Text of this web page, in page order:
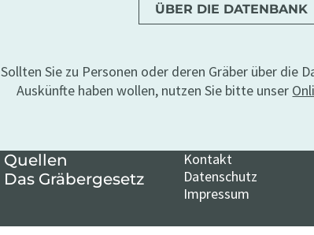
ÜBER DIE DATENBANK
Sollten Sie zu Personen oder deren Gräber über die
Auskünfte haben wollen, nutzen Sie bitte unser
Quellen
Das Gräbergesetz
Kontakt
Datenschutz
Impressum